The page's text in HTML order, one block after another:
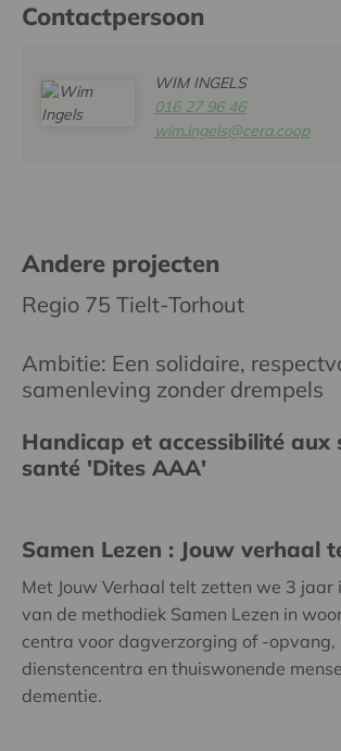
Contactpersoon
WIM INGELS
016 27 96 46
wim.ingels@cera.coop
Andere projecten
Regio 75 Tielt-Torhout
Ambitie: Een solidaire,
samenleving zonder drempels
Handicap et accessibilité aux
santé 'Dites AAA'
Samen Lezen : Jouw verhaal
Met Jouw Verhaal telt zetten we 3 jaar
van de methodiek Samen Lezen in
centra voor dagverzorging of -opvang,
dienstencentra en thuiswonende
dementie.